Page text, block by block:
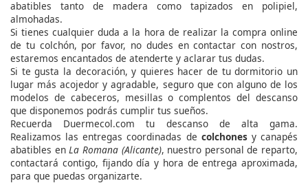
abatibles tanto de madera como tapizados en polipiel,
almohadas.
Si tienes cualquier duda a la hora de realizar la compra online
de tu colchón, por favor, no dudes en contactar con nostros,
estaremos encantados de atenderte y aclarar tus dudas.
Si te gusta la decoración, y quieres hacer de tu dormitorio un
lugar más acojedor y agradable, seguro que con alguno de los
modelos de cabeceros, mesillas o complentos del descanso
que disponemos podrás cumplir tus sueños.
Recuerda Duermecol.com tu descanso de alta gama.
Realizamos las entregas coordinadas de colchonesy canapés
abatibles enLa Romana (Alicante), nuestro personal de reparto,
contactará contigo, fijando día y hora de entrega aproximada,
para que puedas organizarte.